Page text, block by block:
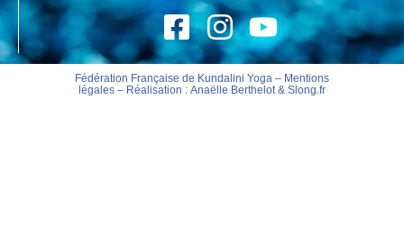
Fédération Française de Kundalini Yoga – Mentions
légales– Réalisation : Anaëlle Berthelot& Slong.fr